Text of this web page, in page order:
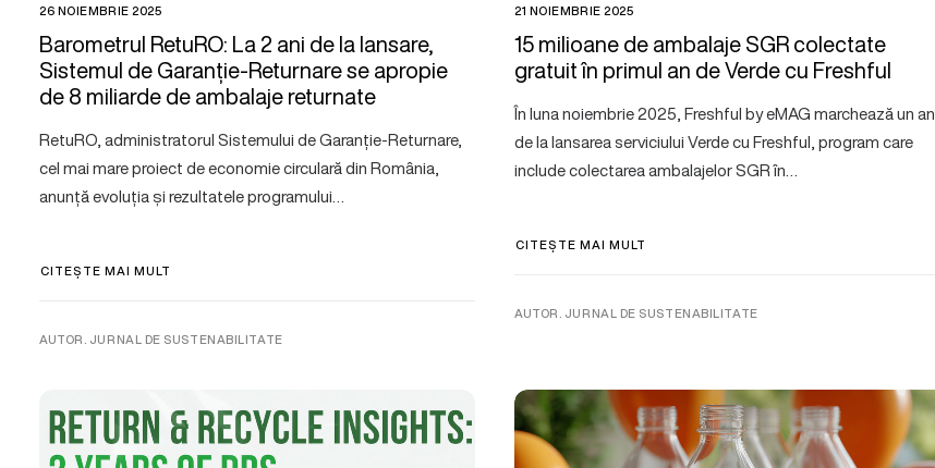
26 NOIEMBRIE 2025
Barometrul RetuRO: La 2 ani de la lansare,
Sistemul de Garanție-Returnare se apropie
de 8 miliarde de ambalaje returnate
RetuRO, administratorul Sistemului de Garanție-Returnare,
cel mai mare proiect de economie circulară din România,
anunță evoluția și rezultatele programului…
CITEȘTE MAI MULT
AUTOR. JURNAL DE SUSTENABILITATE
21 NOIEMBRIE 2025
15 milioane de ambalaje SGR colectate
gratuit în primul an de Verde cu Freshful
În luna noiembrie 2025, Freshful by eMAG marchează un an
de la lansarea serviciului Verde cu Freshful, program care
include colectarea ambalajelor SGR în…
CITEȘTE MAI MULT
AUTOR. JURNAL DE SUSTENABILITATE